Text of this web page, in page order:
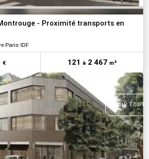
- Proximité transports en
Paris IDF
€ 121 à2 467 m²
VOIR